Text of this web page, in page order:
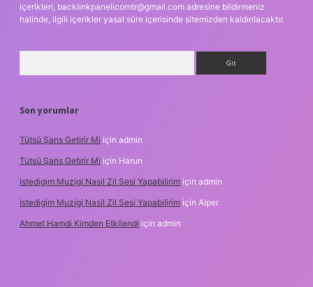
içerikleri, backlinkpanelicomtr@gmail.com adresine bildirmeniz
halinde, ilgili içerikler yasal süre içerisinde sitemizden kaldırılacaktır.
Son yorumlar
Tütsü Şans Getirir Mi için admin
Tütsü Şans Getirir Mi için Harun
Istedigim Muzigi Nasil Zil Sesi Yapabilirim için admin
Istedigim Muzigi Nasil Zil Sesi Yapabilirim için Alper
Ahmet Hamdi Kimden Etkilendi için admin